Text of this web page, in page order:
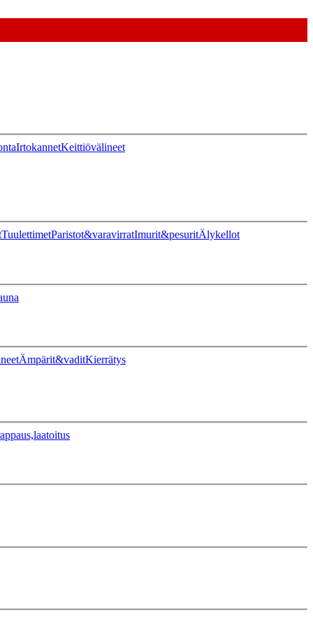
IrtokannetKeittiövälineet
TuulettimetParistot&varavirratImurit&pesuritÄlykellot
Ämpärit&vaditKierrätys